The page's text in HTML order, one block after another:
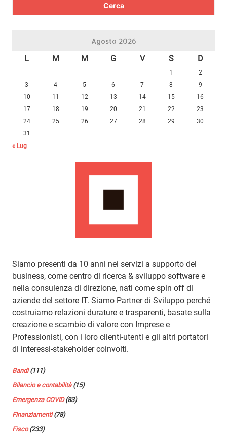
Agosto 2026
L M M G V S D
1
2
3
4 5 6 7 8
9
10
11 12 13 14 15
16
17
18 19 20 21 22
23
24
25 26 27 28 29
30
31
« Lug
Siamo presenti da 10 anni nei servizi a supporto del
business, come centro di ricerca & sviluppo software e
nella consulenza di direzione, nati come spin off di
aziende del settore IT. Siamo Partner di Sviluppo perché
costruiamo relazioni durature e trasparenti, basate sulla
creazione e scambio di valore con Imprese e
Professionisti, con i loro clienti-utenti e gli altri portatori
di interessi-stakeholder coinvolti.
Bandi(111)
Bilancio e contabilità(15)
Emergenza COVID(83)
Finanziamenti(78)
Fisco(233)